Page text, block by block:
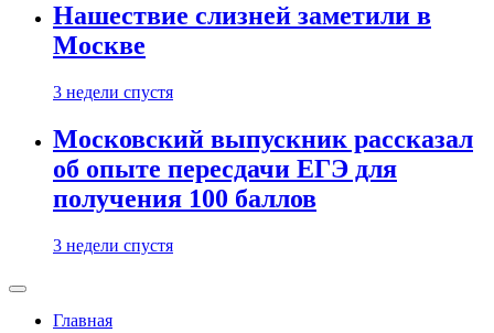
Нашествие слизней заметили в
Москве
3 недели спустя
Московский выпускник рассказал
об опыте пересдачи ЕГЭ для
получения 100 баллов
3 недели спустя
Главная